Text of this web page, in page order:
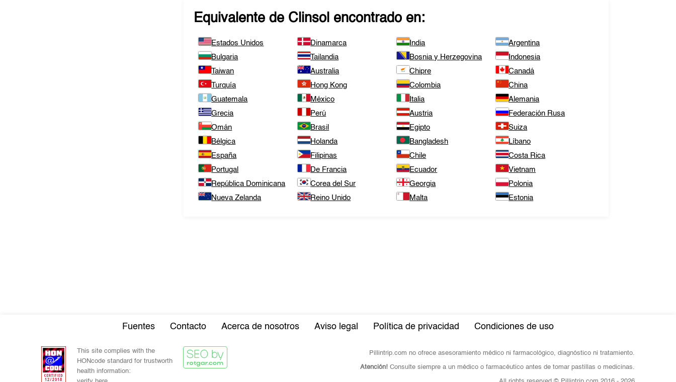
Equivalente de Clinsol encontrado en:
Estados Unidos Dinamarca India
Argentina
Bulgaria
Tailandia Bosnia y Herzegovina
Indonesia
Taiwan
Australia Chipre
Canadá
Turquía
Hong Kong Colombia
China
Guatemala
México Italia
Alemania
Grecia
Perú Austria
Federación Rusa
Omán
Brasil Egipto
Suiza
Bélgica
Holanda Bangladesh
Líbano
España
Filipinas Chile
Costa Rica
Portugal
De Francia Ecuador
Vietnam
República Dominicana
Corea del Sur Georgia
Polonia
Nueva Zelanda
Reino Unido Malta Estonia
Fuentes Contacto Acerca de nosotros Aviso legal Política de privacidad Condiciones de uso
This site complies with the
HONcode standard for trustworth
health information:
Pillintrip.com no ofrece asesoramiento médico ni farmacológico, diagnóstico ni tratamiento.
Atención! Consulte siempre a un médico o farmacéutico antes de tomar pastillas o medicinas.